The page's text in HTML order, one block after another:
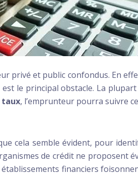
privé et public confondus. En
le principal obstacle. La
, l’emprunteur pourra suivre
cela semble évident, pour
de crédit ne proposent
financiers